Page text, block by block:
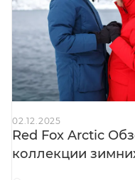
для пропуска или
Регулировка
точная посадка
Рукава с
под рост и перчатки
Внутренние
удлинённые —
Внутренние
02.12.2025
Red Fox Arctic
коллекции